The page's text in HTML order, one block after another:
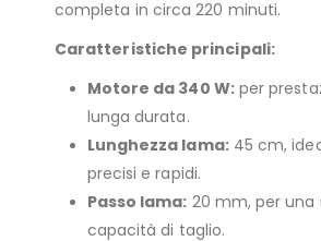
completa in circa 220 minuti.
Caratteristiche principali:
Motore da 340 W:per
lunga durata.
Lunghezza lama:45 cm,
precisi e rapidi.
Passo lama: 20 mm, per una
capacità di taglio.